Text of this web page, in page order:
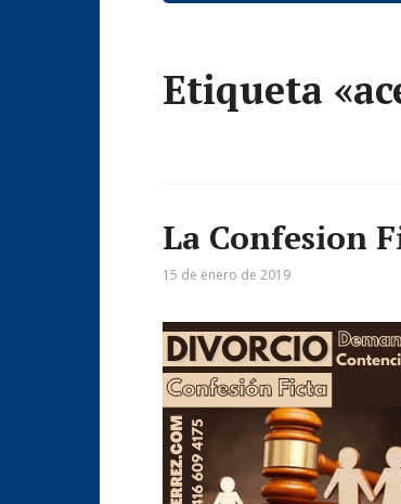
Etiqueta
La Confesion
15 de enero de 2019